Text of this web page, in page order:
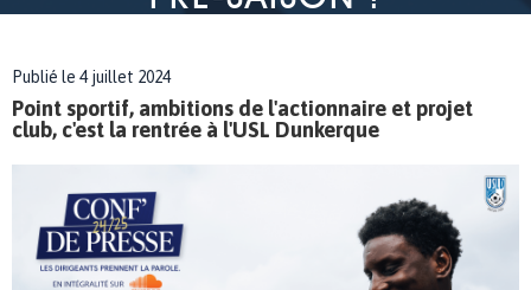
Publié le 4 juillet 2024
Point sportif, ambitions de l'actionnaire et projet
club, c'est la rentrée à l'USL Dunkerque